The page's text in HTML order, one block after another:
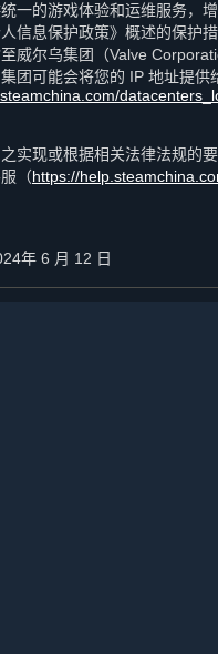
一的游戏体验和运维服务，
人信息保护政策》概述的保护
威尔乌集团（Valve
团可能会将您的 IP 地址提供
实现或根据相关法律法规的
（https://
年 6 月 12 日